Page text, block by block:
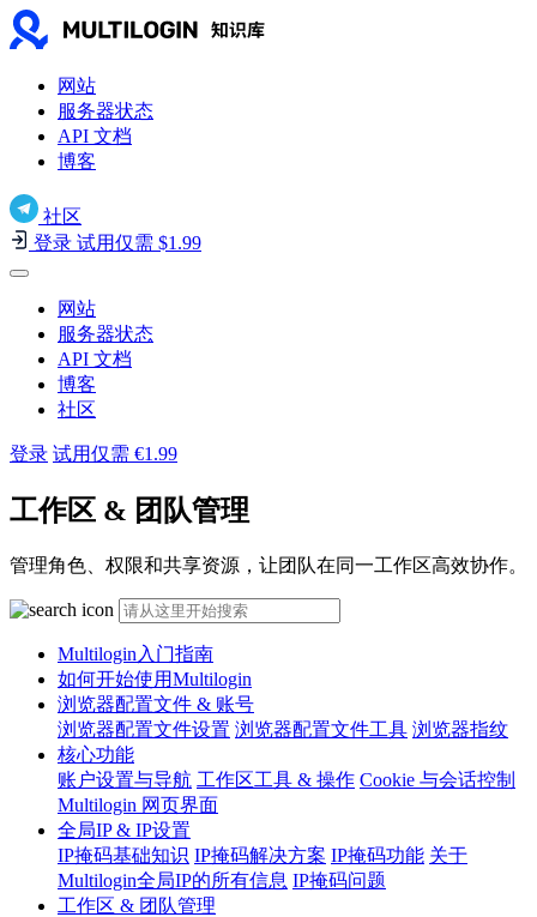
网站
服务器状态
API 文档
博客
社区
登录 试用仅需 $1.99
网站
服务器状态
API 文档
博客
社区
登录 试用仅需 €1.99
工作区 & 团队管理
管理角色、权限和共享资源，让团队在同一工作区高效协作。
Multilogin入门指南
如何开始使用Multilogin
浏览器配置文件 & 账号
浏览器配置文件设置 浏览器配置文件工具 浏览器指纹
核心功能
账户设置与导航 工作区工具 & 操作 Cookie 与会话控制
Multilogin 网页界面
全局IP & IP设置
IP掩码基础知识 IP掩码解决方案 IP掩码功能 关于
Multilogin全局IP的所有信息 IP掩码问题
工作区 & 团队管理